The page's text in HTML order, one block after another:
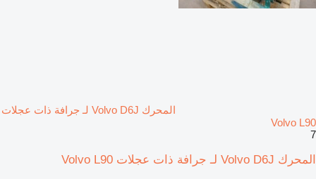
المحرك Volvo D6J لـ جرافة ذات عجلات
Volvo L90
7
المحرك Volvo D6J لـ جرافة ذات عجلات Volvo L90